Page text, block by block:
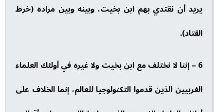
يريد أن نقتدي بهم ابن بخيت، وبينه وبين مراده (خرط
القتاد).
6 – إننا لا نختلف مع ابن بخيت ولا غيره في أولئك العلماء
الغربيين الذين قدموا التكنولوجيا للعالم، إنما الخلاف على